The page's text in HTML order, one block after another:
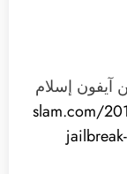
آيفون إسلام